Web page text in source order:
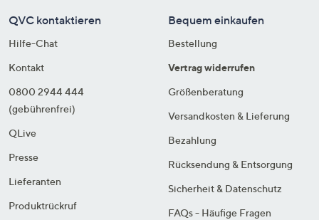
QVC kontaktieren
Hilfe-Chat
Kontakt
0800 2944 444
(gebührenfrei)
QLive
Presse
Lieferanten
Produktrückruf
Bequem einkaufen
Bestellung
Vertrag widerrufen
Größenberatung
Versandkosten & Lieferung
Bezahlung
Rücksendung & Entsorgung
Sicherheit & Datenschutz
FAQs - Häufige Fragen